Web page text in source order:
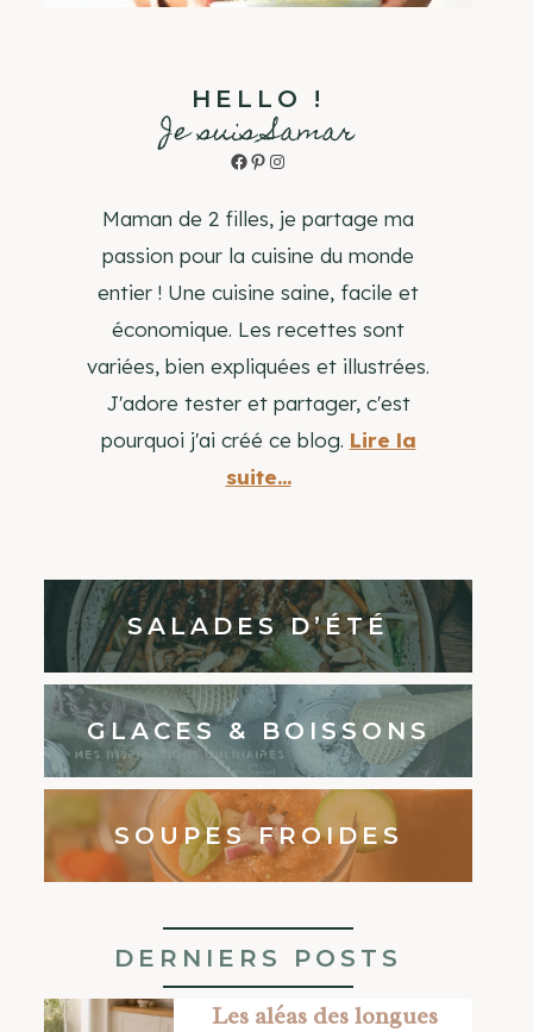
HELLO !
Je suis Samar
Facebook
Pinterest
Instagram
Maman de 2 filles, je partage ma
passion pour la cuisine du monde
entier ! Une cuisine saine, facile et
économique. Les recettes sont
variées, bien expliquées et illustrées.
J'adore tester et partager, c'est
pourquoi j'ai créé ce blog. Lire la
suite...
SALADES D’ÉTÉ
GLACES & BOISSONS
SOUPES FROIDES
DERNIERS POSTS
Les aléas des longues